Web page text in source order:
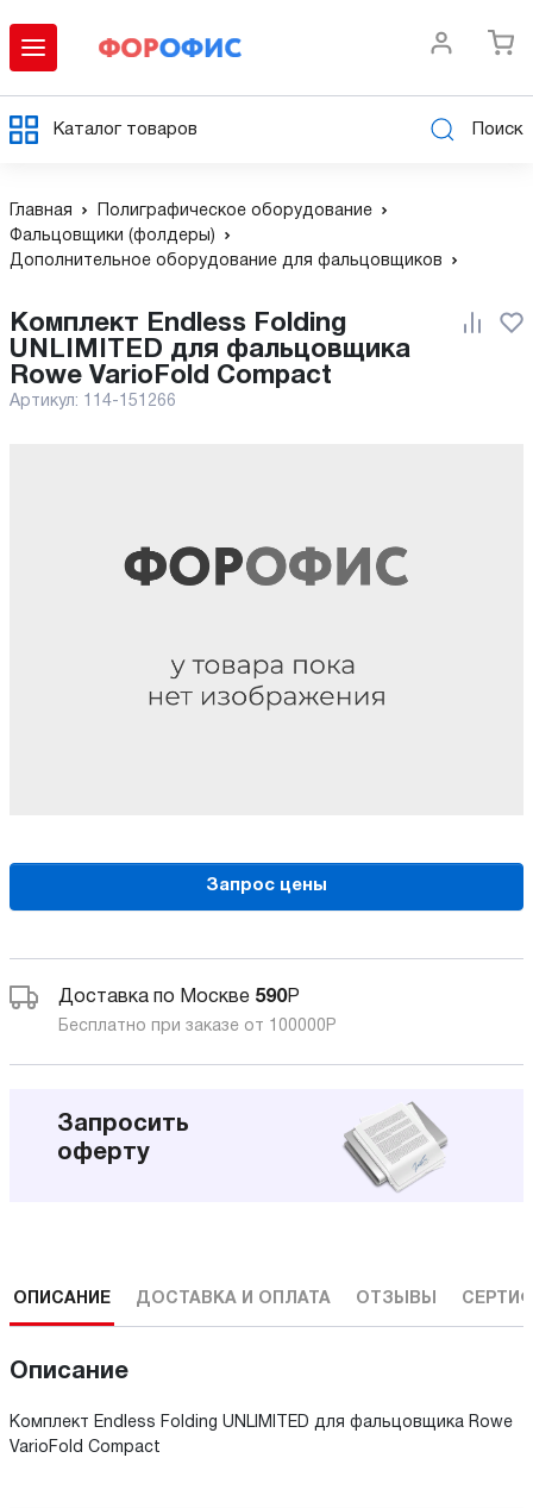
Каталог товаров Поиск
Главная
Полиграфическое оборудование
Фальцовщики (фолдеры)
Дополнительное оборудование для фальцовщиков
Комплект Endless Folding
UNLIMITED для фальцовщика
Rowe VarioFold Compact
Артикул: 114-151266
Запрос цены
Доставка по Москве 590Р
Бесплатно при заказе от 100000 Р
Запросить
оферту
ОПИСАНИЕ ДОСТАВКА И ОПЛАТА ОТЗЫВЫ
Описание
Комплект Endless Folding UNLIMITED для фальцовщика Rowe
VarioFold Compact